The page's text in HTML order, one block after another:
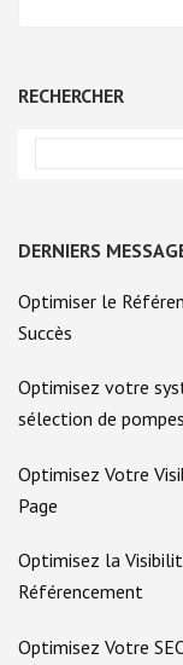
RECHERCHER
DERNIERS
Optimiser le
Succès
Optimisez votre
sélection de
Optimisez Votre
Page
Optimisez la
Référencement
Optimisez Votre